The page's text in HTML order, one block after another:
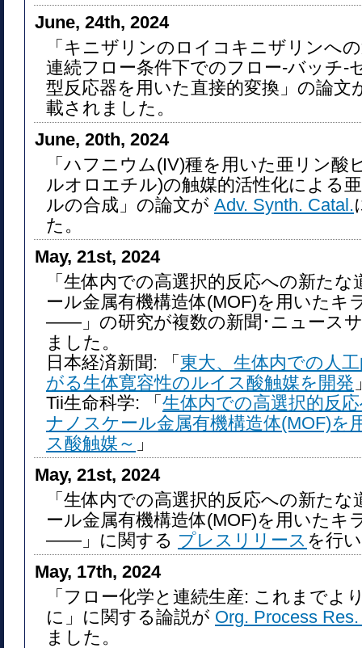
June, 24th, 2024
「キニザリンのロイコキニザリンへ
連続フロー条件下でのフロー-バッチ-
型反応器を用いた直接的変換」の論文
載されました。
June, 20th, 2024
「ハフニウム(IV)種を用いた亜リン酸
ルオロエチル)の触媒的活性化による
ルの合成」の論文が Adv. Synth. Catal.
た。
May, 21st, 2024
「生体内での高選択的反応への新た
ール金属有機構造体(MOF)を用いたキ
――」の研究が複数の新聞･ニュース
ました。
日本経済新聞: 「 東大、生体内での人
がる生体寛容性のルイス酸触媒を開発
Tii生命科学: 「 生体内での高選択的反
ナノスケール金属有機構造体(MOF)を
ス酸触媒～ 」
May, 21st, 2024
「生体内での高選択的反応への新た
ール金属有機構造体(MOF)を用いたキ
――」に関する プレスリリース を行
May, 17th, 2024
「フロー化学と連続生産: これまでよ
に」に関する論説が Org. Process
ました。